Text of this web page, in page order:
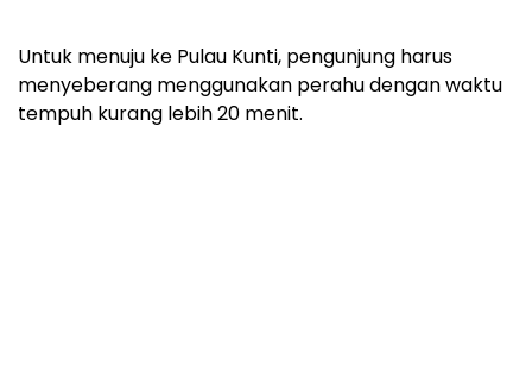
Untuk menuju ke Pulau Kunti, pengunjung harus
menyeberang menggunakan perahu dengan waktu
tempuh kurang lebih 20 menit.